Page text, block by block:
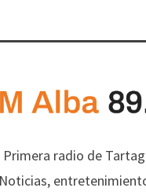
Primera radio de